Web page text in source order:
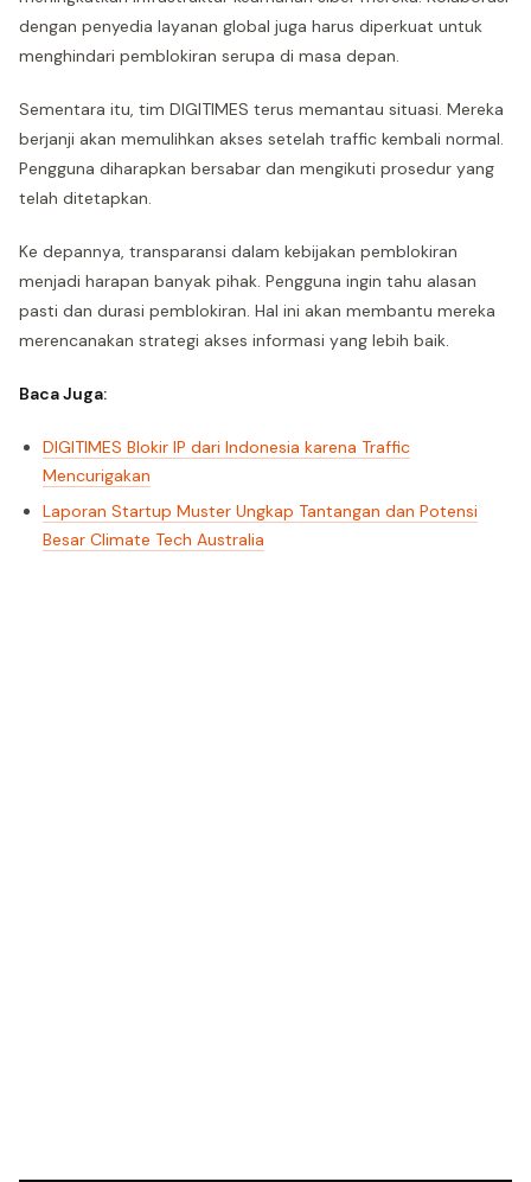
dengan penyedia layanan global juga harus diperkuat untuk
menghindari pemblokiran serupa di masa depan.
Sementara itu, tim DIGITIMES terus memantau situasi. Mereka
berjanji akan memulihkan akses setelah traffic kembali normal.
Pengguna diharapkan bersabar dan mengikuti prosedur yang
telah ditetapkan.
Ke depannya, transparansi dalam kebijakan pemblokiran
menjadi harapan banyak pihak. Pengguna ingin tahu alasan
pasti dan durasi pemblokiran. Hal ini akan membantu mereka
merencanakan strategi akses informasi yang lebih baik.
Baca Juga:
DIGITIMES Blokir IP dari Indonesia karena Traffic
Mencurigakan
Laporan Startup Muster Ungkap Tantangan dan Potensi
Besar Climate Tech Australia